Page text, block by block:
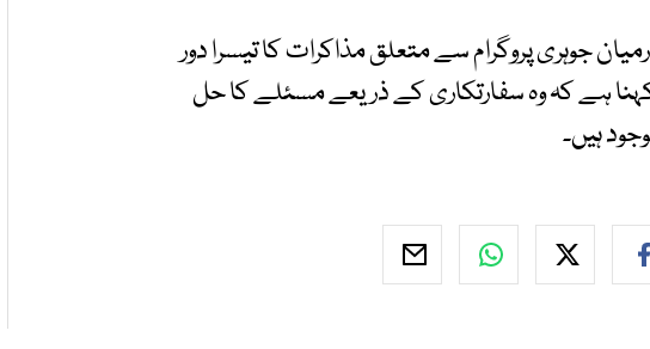
جوہری پروگرام سے متعلق مذاکرات کا تیسرا دور
ہے کہ وہ سفارتکاری کے ذریعے مسئلے کا حل
ہیں۔